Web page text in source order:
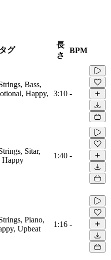
タグ
長
さ
BPM
Bass,
Happy,
3:10 -
Sitar,
1:40 -
Piano,
Upbeat
1:16 -